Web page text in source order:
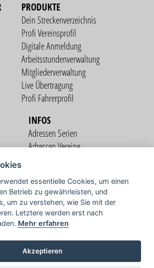
PRODUKTE
Dein Streckenverzeichnis
Profi Vereinsprofil
Digitale Anmeldung
Arbeitsstundenverwaltung
Mitgliederverwaltung
Live Übertragung
Profi Fahrerprofil
INFOS
Adressen Serien
Adressen Vereine
COMMUNITY
TV
essentielle Cookies, um einen
Betrieb zu gewährleisten, und
um zu verstehen, wie Sie mit der
Letztere werden erst nach
Mehr erfahren
Akzeptieren